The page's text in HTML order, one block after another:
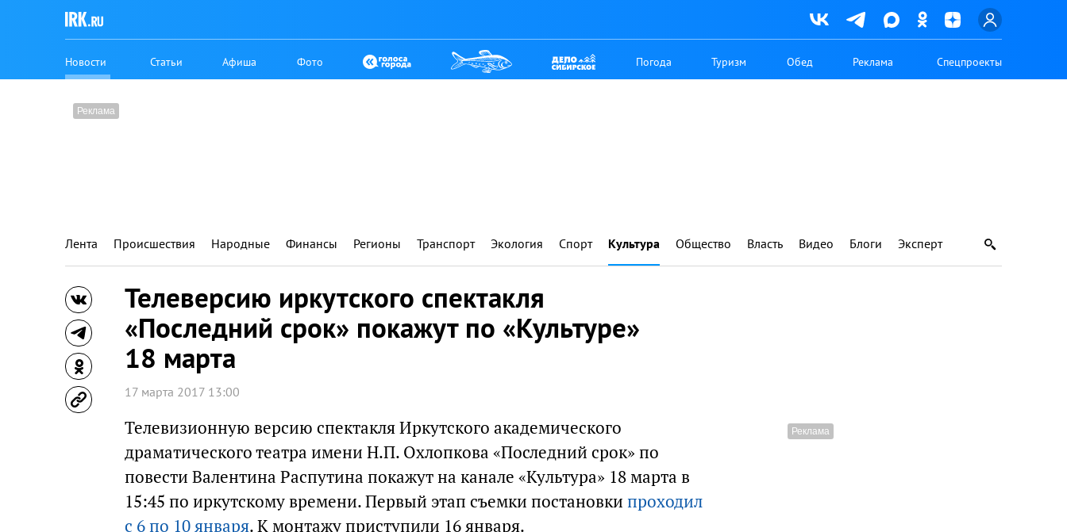
Новости Статьи Афиша Фото Погода Туризм Обед Реклама Спецпроекты
Лента Происшествия Народные Финансы Регионы Транспорт Экология Спорт Культура Общество Власть Видео Блоги Эксперт
Телеверсию иркутского спектакля
«Последний срок» покажут по «Культуре»
18 марта
17 марта 2017 13:00
Телевизионную версию спектакля Иркутского академического
драматического театра имени Н.П. Охлопкова «Последний срок» по
повести Валентина Распутина покажут на канале «Культура» 18 марта в
15:45 по иркутскому времени. Первый этап съемки постановки проходил
с 6 по 10 января. К монтажу приступили 16 января.